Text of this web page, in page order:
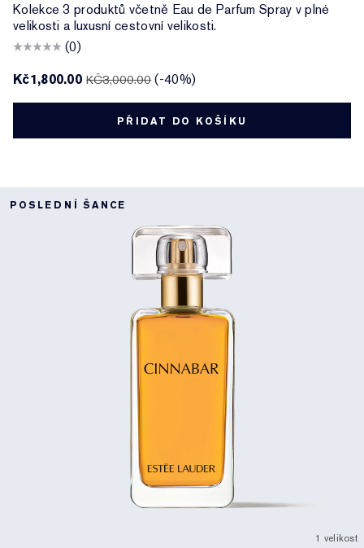
Kolekce 3 produktů včetně Eau de Parfum Spray v plné
velikosti a luxusní cestovní velikosti.
(0)
Kč1,800.00KČ3,000.00 (-40%)
PŘIDAT DO KOŠÍKU
POSLEDNÍ ŠANCE
1 velikost